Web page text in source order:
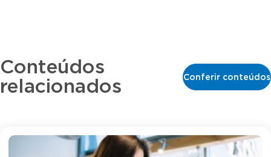
Conteúdos
relacionados
Conferir conteúdos